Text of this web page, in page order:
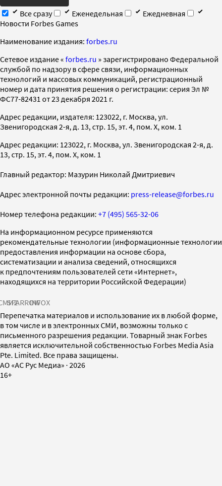
Все сразу
Еженедельная
Ежедневная
Новости Forbes Games
Наименование издания: forbes.ru
Cетевое издание « forbes.ru » зарегистрировано Федеральной
службой по надзору в сфере связи, информационных
технологий и массовых коммуникаций, регистрационный
номер и дата принятия решения о регистрации: серия Эл №
ФС77-82431 от 23 декабря 2021 г.
Адрес редакции, издателя: 123022, г. Москва, ул.
Звенигородская 2-я, д. 13, стр. 15, эт. 4, пом. X, ком. 1
Адрес редакции: 123022, г. Москва, ул. Звенигородская 2-я, д.
13, стр. 15, эт. 4, пом. X, ком. 1
Главный редактор: Мазурин Николай Дмитриевич
Адрес электронной почты редакции: press-release@forbes.ru
Номер телефона редакции: +7 (495) 565-32-06
На информационном ресурсе применяются
рекомендательные технологии (информационные технологии
предоставления информации на основе сбора,
систематизации и анализа сведений, относящихся
к предпочтениям пользователей сети «Интернет»,
находящихся на территории Российской Федерации)
SPARROWINFOX
Перепечатка материалов и использование их в любой форме,
в том числе и в электронных СМИ, возможны только с
письменного разрешения редакции. Товарный знак Forbes
является исключительной собственностью Forbes Media Asia
Pte. Limited. Все права защищены.
AO «АС Рус Медиа» · 2026
16+